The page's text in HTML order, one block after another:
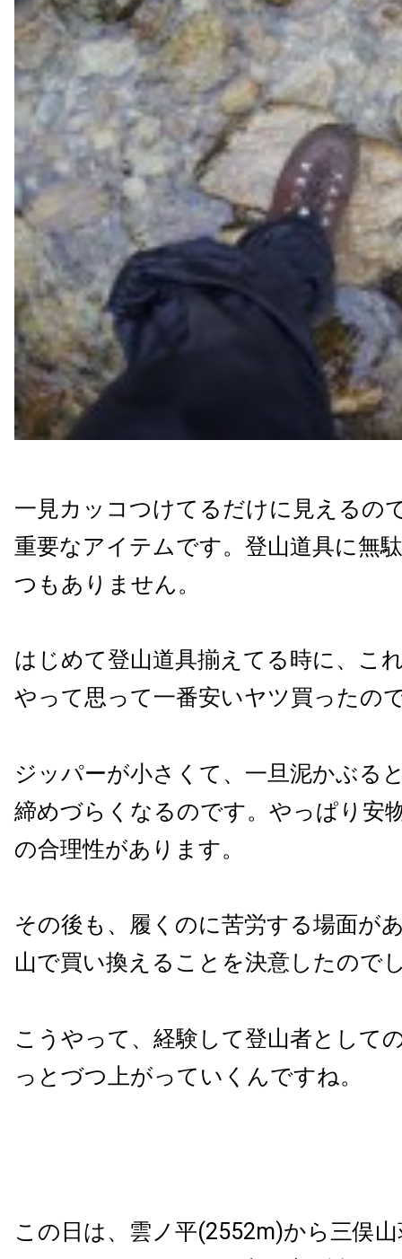
一見カッコつけてるだけに見えるの
重要なアイテムです。登山道具に無
つもありません。
はじめて登山道具揃えてる時に、こ
やって思って一番安いヤツ買ったの
ジッパーが小さくて、一旦泥かぶる
締めづらくなるのです。やっぱり安
の合理性があります。
その後も、履くのに苦労する場面が
山で買い換えることを決意したので
こうやって、経験して登山者として
っとづつ上がっていくんですね。
この日は、雲ノ平(2552m)から三俣